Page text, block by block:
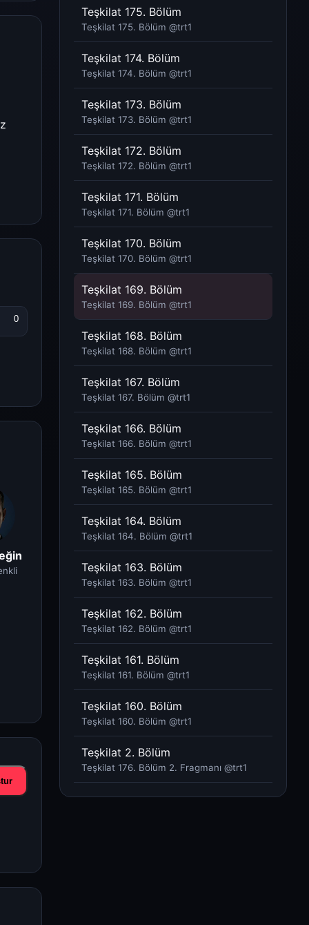
0
Teşkilat 175. Bölüm
Teşkilat 175. Bölüm @trt1​
Teşkilat 174. Bölüm
Teşkilat 174. Bölüm @trt1​
Teşkilat 173. Bölüm
Teşkilat 173. Bölüm @trt1​
Teşkilat 172. Bölüm
Teşkilat 172. Bölüm @trt1​
Teşkilat 171. Bölüm
Teşkilat 171. Bölüm @trt1​
Teşkilat 170. Bölüm
Teşkilat 170. Bölüm @trt1​
Teşkilat 169. Bölüm
Teşkilat 169. Bölüm @trt1​
Teşkilat 168. Bölüm
Teşkilat 168. Bölüm @trt1​
Teşkilat 167. Bölüm
Teşkilat 167. Bölüm @trt1​
Teşkilat 166. Bölüm
Teşkilat 166. Bölüm @trt1​
Teşkilat 165. Bölüm
Teşkilat 165. Bölüm @trt1​
Teşkilat 164. Bölüm
Teşkilat 164. Bölüm @trt1​
Teşkilat 163. Bölüm
Teşkilat 163. Bölüm @trt1​
Teşkilat 162. Bölüm
Teşkilat 162. Bölüm @trt1​
Teşkilat 161. Bölüm
Teşkilat 161. Bölüm @trt1​
Teşkilat 160. Bölüm
Teşkilat 160. Bölüm @trt1​
Teşkilat 2. Bölüm
Teşkilat 176. Bölüm 2. Fragmanı @trt1